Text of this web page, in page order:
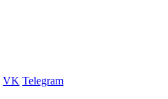
VK Telegram